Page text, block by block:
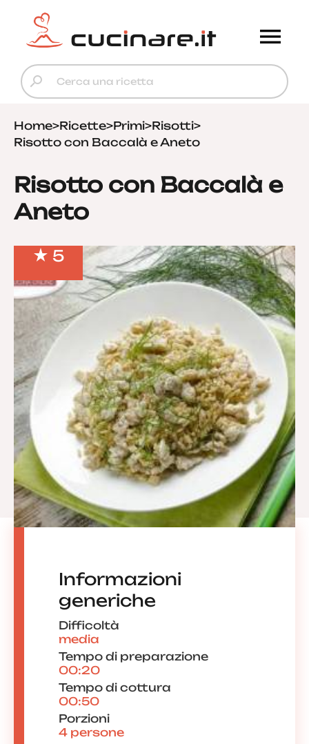
Home>Ricette>Primi>Risotti>
Risotto con Baccalà e Aneto
Risotto con Baccalà e
Aneto
5
Informazioni
generiche
Difficoltà
media
Tempo di preparazione
00:20
Tempo di cottura
00:50
Porzioni
4 persone